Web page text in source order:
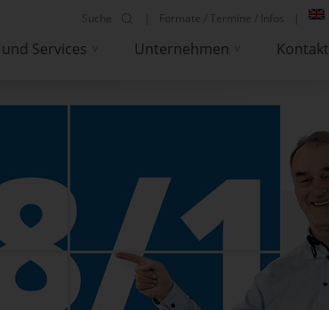
Suche Formate / Termine / Infos
Services Unternehmen Kontakt